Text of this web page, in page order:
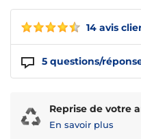
14 avis
5 questions/
Reprise de votre
En savoir plus